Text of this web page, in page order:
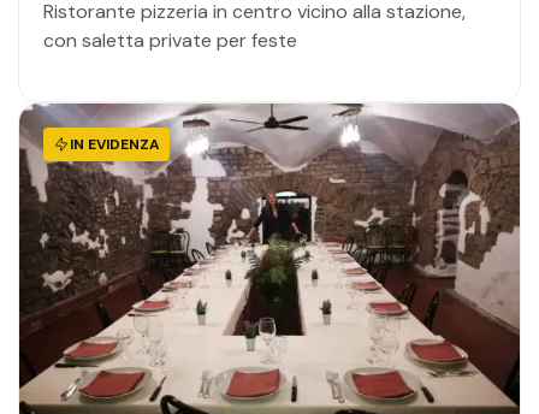
Ristorante pizzeria in centro vicino alla stazione,
con saletta private per feste
IN EVIDENZA